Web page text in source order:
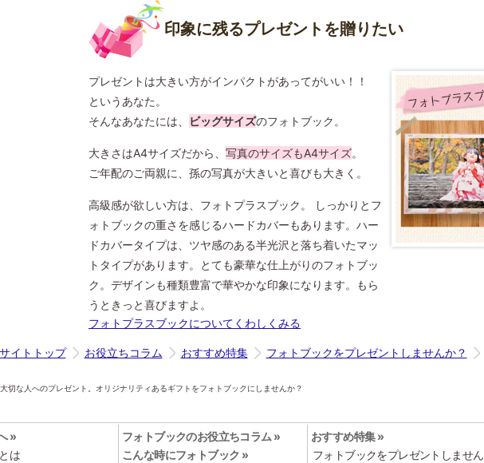
印象に残るプレゼントを贈りたい
プレゼントは大きい方がインパクトがあってがいい！！
というあなた。
そんなあなたには、
ビッグサイズのフォトブック。
大きさはA4サイズだから、 写真のサイズもA4サイズ。
ご年配のご両親に、孫の写真が大きいと喜びも大きく。
高級感が欲しい方は、フォトプラスブック。 しっかりとフ
ォトブックの重さを感じるハードカバーもあります。ハー
ドカバータイプは、ツヤ感のある半光沢と落ち着いたマッ
トタイプがあります。とても豪華な仕上がりのフォトブッ
ク。デザインも種類豊富で華やかな印象になります。もら
うときっと喜びますよ。
フォトプラスブックについてくわしくみる
イトトップ お役立ちコラム おすすめ特集 フォトブックをプレゼントしませんか？
切な人へのプレゼント。オリジナリティあるギフトをフォトブックにしませんか？
»
は
フォトブックのお役立ちコラム »
こんな時にフォトブック »
おすすめ特集 »
フォトブックをプレゼントしません